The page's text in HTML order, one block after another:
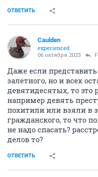
ОТВЕТИТЬ
Caulden
experienced
06 октября 2023
Даже если
залетного, но и всех
девятидесятых, то это
например девять
похитили или взяли в
гражданского, то что
не надо спасать?
делов то?
ОТВЕТИТЬ